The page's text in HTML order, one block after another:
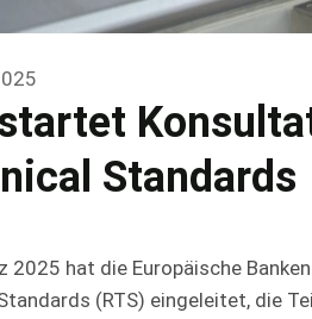
Standards
2025 hat die Europäische
(RTS) eingeleitet, die